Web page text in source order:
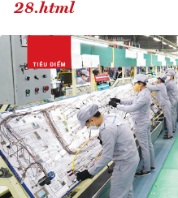
28.html